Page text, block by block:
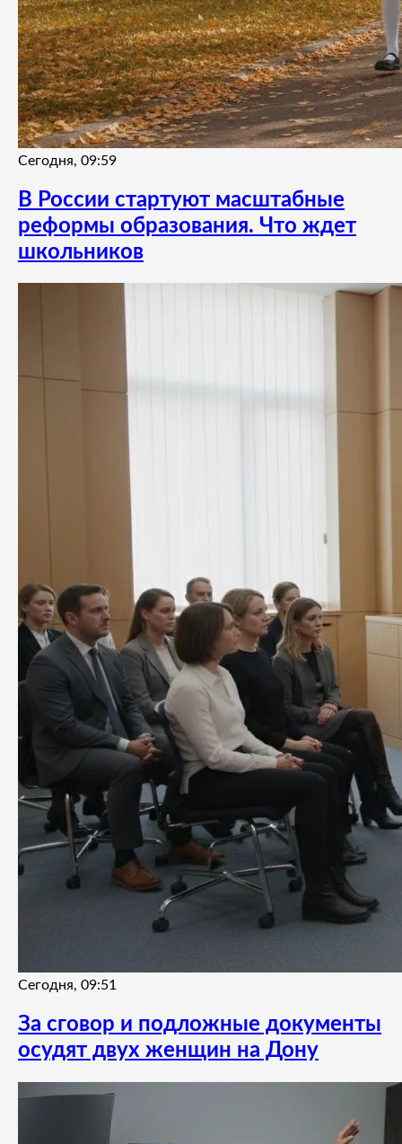
Сегодня, 09:59
В России стартуют масштабные
реформы образования. Что ждет
школьников
Сегодня, 09:51
За сговор и подложные документы
осудят двух женщин на Дону